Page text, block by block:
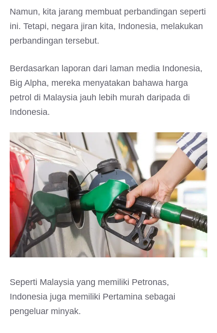
Namun, kita jarang membuat perbandingan seperti
ini. Tetapi, negara jiran kita, Indonesia, melakukan
perbandingan tersebut.
Berdasarkan laporan dari laman media Indonesia,
Big Alpha, mereka menyatakan bahawa harga
petrol di Malaysia jauh lebih murah daripada di
Indonesia.
Seperti Malaysia yang memiliki Petronas,
Indonesia juga memiliki Pertamina sebagai
pengeluar minyak.